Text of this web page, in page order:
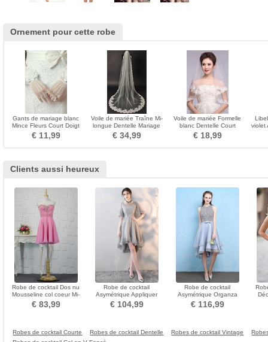
Ornement pour cette robe
Gants de mariage blanc
Mince Fleurs Court Doigt
entier Epurée
€ 11,99
Voile de mariée Traîne Mi-
longue Dentelle Mariage
Longue Dramatique
€ 34,99
Voile de mariée Formelle
blanc Dentelle Court
Automne Avec le peigne
€ 18,99
violet
Clients aussi heureux
Robe de cocktail Dos nu
Mousseline col coeur Mi-
longues Poire
€ 83,99
Robe de cocktail
Asymétrique Appliquer
Printemps Dentelle Dos nu
€ 104,99
Robe de cocktail
Asymétrique Organza
Scintillait Corsage Avec
Bijoux
€ 116,99
Robes de cocktail Courte Robes de cocktail Dentelle Robes de cocktail Vintage